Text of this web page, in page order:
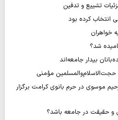
تشییع و تدفین
انتخاب کرده بود
خواهران
بیدار جامعه‌اند
مؤمنی
موسوی در حرم بانوی کرامت برگزار
و حقیقت در جامعه باشد؟